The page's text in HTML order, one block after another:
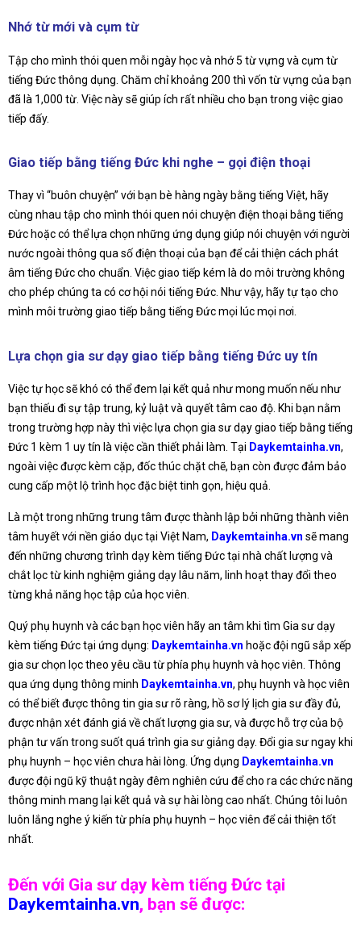
Nhớ từ mới và cụm từ
Tập cho mình thói quen mỗi ngày học và nhớ 5 từ vựng và cụm từ
tiếng Đức thông dụng. Chăm chỉ khoảng 200 thì vốn từ vựng của bạn
đã là 1,000 từ. Việc này sẽ giúp ích rất nhiều cho bạn trong việc giao
tiếp đấy.
Giao tiếp bằng tiếng Đức khi nghe – gọi điện thoại
Thay vì “buôn chuyện” với bạn bè hàng ngày bằng tiếng Việt, hãy
cùng nhau tập cho mình thói quen nói chuyện điện thoại bằng tiếng
Đức hoặc có thể lựa chọn những ứng dụng giúp nói chuyện với người
nước ngoài thông qua số điện thoại của bạn để cải thiện cách phát
âm tiếng Đức cho chuẩn. Việc giao tiếp kém là do môi trường không
cho phép chúng ta có cơ hội nói tiếng Đức. Như vậy, hãy tự tạo cho
mình môi trường giao tiếp bằng tiếng Đức mọi lúc mọi nơi.
Lựa chọn gia sư dạy giao tiếp bằng tiếng Đức uy tín
Việc tự học sẽ khó có thể đem lại kết quả như mong muốn nếu như
bạn thiếu đi sự tập trung, kỷ luật và quyết tâm cao độ. Khi bạn nằm
trong trường hợp này thì việc lựa chọn gia sư dạy giao tiếp bằng tiếng
Đức 1 kèm 1 uy tín là việc cần thiết phải làm. Tại Daykemtainha.vn,
ngoài việc được kèm cặp, đốc thúc chặt chẽ, bạn còn được đảm bảo
cung cấp một lộ trình học đặc biệt tinh gọn, hiệu quả.
Là một trong những trung tâm được thành lập bởi những thành viên
tâm huyết với nền giáo dục tại Việt Nam, Daykemtainha.vn sẽ mang
đến những chương trình dạy kèm tiếng Đức tại nhà chất lượng và
chắt lọc từ kinh nghiệm giảng dạy lâu năm, linh hoạt thay đổi theo
từng khả năng học tập của học viên.
Quý phụ huynh và các bạn học viên hãy an tâm khi tìm Gia sư dạy
kèm tiếng Đức tại ứng dụng: Daykemtainha.vn hoặc đội ngũ sắp xếp
gia sư chọn lọc theo yêu cầu từ phía phụ huynh và học viên. Thông
qua ứng dụng thông minh Daykemtainha.vn, phụ huynh và học viên
có thể biết được thông tin gia sư rõ ràng, hồ sơ lý lịch gia sư đầy đủ,
được nhận xét đánh giá về chất lượng gia sư, và được hỗ trợ của bộ
phận tư vấn trong suốt quá trình gia sư giảng dạy. Đổi gia sư ngay khi
phụ huynh – học viên chưa hài lòng. Ứng dụng Daykemtainha.vn
được đội ngũ kỹ thuật ngày đêm nghiên cứu để cho ra các chức năng
thông minh mang lại kết quả và sự hài lòng cao nhất. Chúng tôi luôn
luôn lắng nghe ý kiến từ phía phụ huynh – học viên để cải thiện tốt
nhất.
Đến với Gia sư dạy kèm tiếng Đức tại
Daykemtainha.vn, bạn sẽ được: